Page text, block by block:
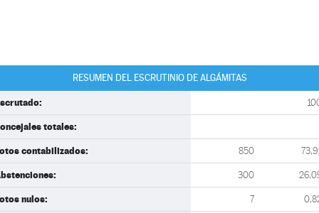
RESUMEN DEL ESCRUTINIO DE ALGÁMITAS
totales:
contabilizados: 850
300
nulos: 7